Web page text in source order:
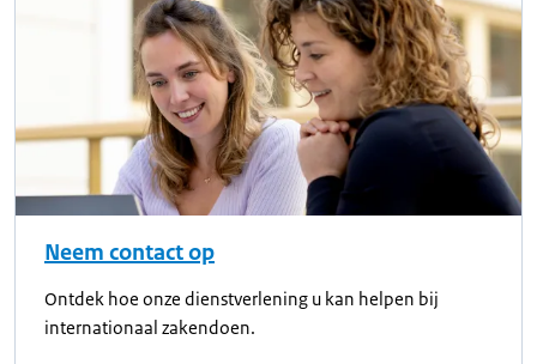
Neem contact op
Ontdek hoe onze dienstverlening u kan helpen bij
internationaal zakendoen.